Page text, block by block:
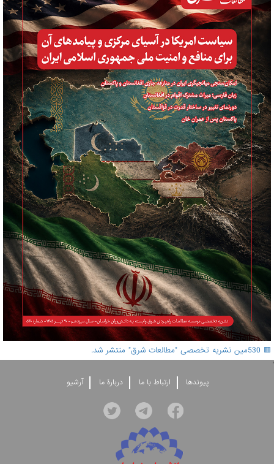
🟥 530مین نشریه تخصصی "مطالعات شرق" منتشر شد.
'
پيوندها ارتباط با ما دربارۀ ما آرشيو